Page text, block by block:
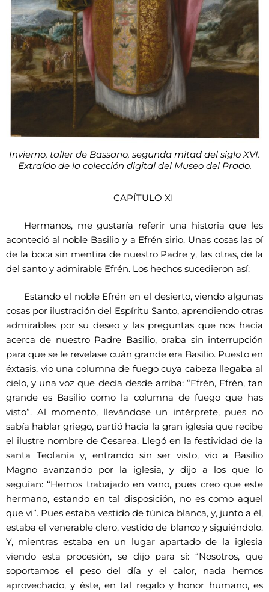
Invierno, taller de Bassano, segunda mitad del siglo XVI.
Extraído de la colección digital del Museo del Prado.
CAPÍTULO XI
Hermanos, me gustaría referir una historia que les
aconteció al noble Basilio y a Efrén sirio. Unas cosas las oí
de la boca sin mentira de nuestro Padre y, las otras, de la
del santo y admirable Efrén. Los hechos sucedieron así:
Estando el noble Efrén en el desierto, viendo algunas
cosas por ilustración del Espíritu Santo, aprendiendo otras
admirables por su deseo y las preguntas que nos hacía
acerca de nuestro Padre Basilio, oraba sin interrupción
para que se le revelase cuán grande era Basilio. Puesto en
éxtasis, vio una columna de fuego cuya cabeza llegaba al
cielo, y una voz que decía desde arriba: “Efrén, Efrén, tan
grande es Basilio como la columna de fuego que has
visto”. Al momento, llevándose un intérprete, pues no
sabía hablar griego, partió hacia la gran iglesia que recibe
el ilustre nombre de Cesarea. Llegó en la festividad de la
santa Teofanía y, entrando sin ser visto, vio a Basilio
Magno avanzando por la iglesia, y dijo a los que lo
seguían: “Hemos trabajado en vano, pues creo que este
hermano, estando en tal disposición, no es como aquel
que vi”. Pues estaba vestido de túnica blanca, y, junto a él,
estaba el venerable clero, vestido de blanco y siguiéndolo.
Y, mientras estaba en un lugar apartado de la iglesia
viendo esta procesión, se dijo para sí: “Nosotros, que
soportamos el peso del día y el calor, nada hemos
aprovechado, y éste, en tal regalo y honor humano, es